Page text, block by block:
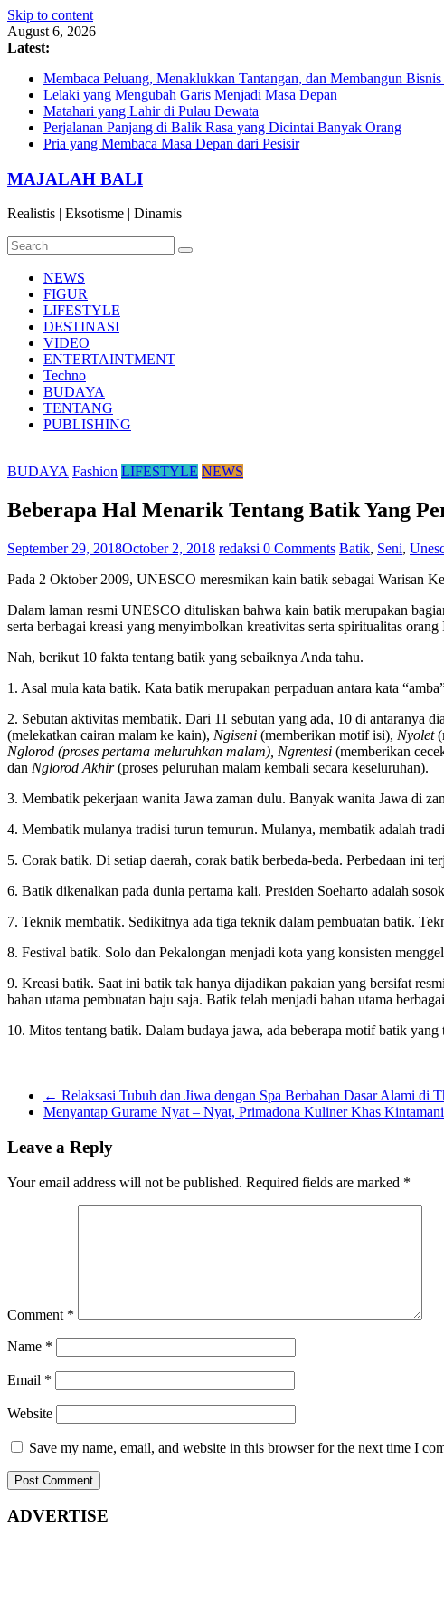
Skip to content
August 6, 2026
Latest:
Membaca Peluang, Menaklukkan Tantangan, dan Membangun
Lelaki yang Mengubah Garis Menjadi Masa Depan
Matahari yang Lahir di Pulau Dewata
Perjalanan Panjang di Balik Rasa yang Dicintai Banyak Orang
Pria yang Membaca Masa Depan dari Pesisir
MAJALAH BALI
Realistis | Eksotisme | Dinamis
NEWS
FIGUR
LIFESTYLE
DESTINASI
VIDEO
ENTERTAINTMENT
Techno
BUDAYA
TENTANG
PUBLISHING
BUDAYA Fashion LIFESTYLE NEWS
Beberapa Hal Menarik Tentang Batik Yang
September 29, 2018October 2, 2018 redaksi 0 Comments Batik, Seni,
Pada 2 Oktober 2009, UNESCO meresmikan kain batik sebagai Warisan
Dalam laman resmi UNESCO dituliskan bahwa kain batik merupakan
serta berbagai kreasi yang menyimbolkan kreativitas serta spiritualitas orang
Nah, berikut 10 fakta tentang batik yang sebaiknya Anda tahu.
1. Asal mula kata batik. Kata batik merupakan perpaduan antara kata
2. Sebutan aktivitas membatik. Dari 11 sebutan yang ada, 10 di antaranya
(melekatkan cairan malam ke kain), Ngiseni (memberikan motif isi), Nyolet
Nglorod (proses pertama meluruhkan malam), Ngrentesi (memberikan
dan Nglorod Akhir(proses peluruhan malam kembali secara keseluruhan).
3. Membatik pekerjaan wanita Jawa zaman dulu. Banyak wanita Jawa di
4. Membatik mulanya tradisi turun temurun. Mulanya, membatik adalah
5. Corak batik. Di setiap daerah, corak batik berbeda-beda. Perbedaan ini
6. Batik dikenalkan pada dunia pertama kali. Presiden Soeharto adalah
7. Teknik membatik. Sedikitnya ada tiga teknik dalam pembuatan batik.
8. Festival batik. Solo dan Pekalongan menjadi kota yang konsisten
9. Kreasi batik. Saat ini batik tak hanya dijadikan pakaian yang bersifat
bahan utama pembuatan baju saja. Batik telah menjadi bahan utama
10. Mitos tentang batik. Dalam budaya jawa, ada beberapa motif batik
← Relaksasi Tubuh dan Jiwa dengan Spa Berbahan Dasar Alami di
Menyantap Gurame Nyat – Nyat, Primadona Kuliner Khas
Leave a Reply
Your email address will not be published. Required fields are marked *
Comment *
Name *
Email *
Website
Save my name, email, and website in this browser for the next time I
ADVERTISE